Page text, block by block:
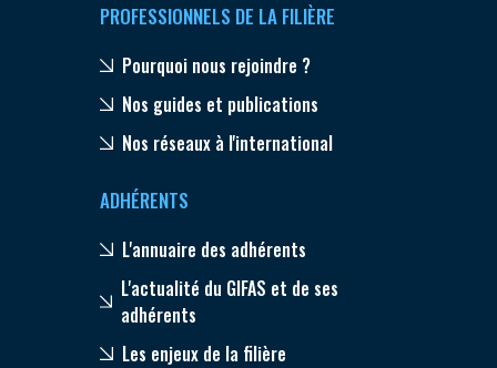
PROFESSIONNELS DE LA FILIÈRE
Pourquoi nous rejoindre ?
Nos guides et publications
Nos réseaux à l'international
ADHÉRENTS
L'annuaire des adhérents
L'actualité du GIFAS et de ses
adhérents
Les enjeux de la filière